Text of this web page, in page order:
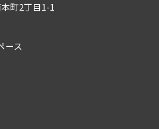
町2丁目1-1
ース